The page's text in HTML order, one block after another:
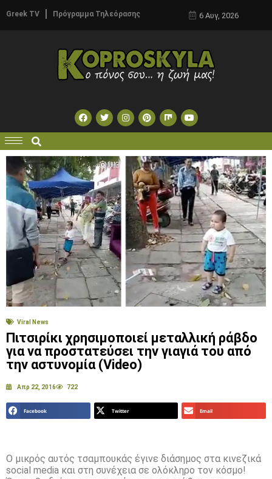
Greek TV Πρόγραμμα Τηλεόρασης 6 Αυγ, 2026
Viral News
Πιτσιρίκι χρησιμοποιεί μεταλλική ράβδο
για να προστατεύσει την γιαγιά του από
την αστυνομία (Video)
Απρ 22, 2016 722
Facebook Twitter Email
Ο μικρός αυτός τσαμπουκάς έγινε διάσημος στα κινεζικά
social media και στη συνέχεια σε ολόκληρο τον κόσμο!